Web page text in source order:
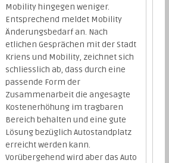
Mobility hingegen weniger.
Entsprechend meldet Mobility
Änderungsbedarf an. Nach
etlichen Gesprächen mit der Stadt
Kriens und Mobility, zeichnet sich
schliesslich ab, dass durch eine
passende Form der
Zusammenarbeit die angesagte
Kostenerhöhung im tragbaren
Bereich behalten und eine gute
Lösung bezüglich Autostandplatz
erreicht werden kann.
Vorübergehend wird aber das Auto